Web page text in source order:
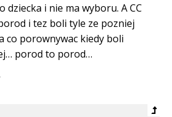
dziecka i nie ma wyboru. A CC
i tez boli tyle ze pozniej
co porownywac kiedy boli
porod to porod…